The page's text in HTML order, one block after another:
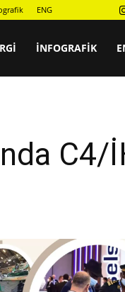
ENG
İNFOGRAFIK
C4/